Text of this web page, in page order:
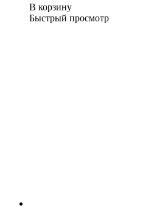
В корзину
Быстрый просмотр